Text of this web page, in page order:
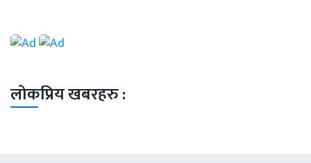
लोकप्रिय खबरहरु :